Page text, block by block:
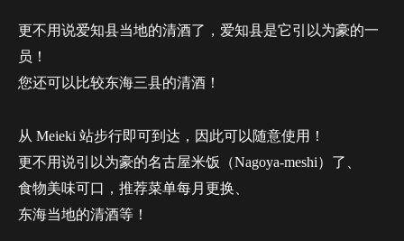
更不用说爱知县当地的清酒了，爱知县是它引以为豪的一
员！
您还可以比较东海三县的清酒！
从 Meieki 站步行即可到达，因此可以随意使用！
更不用说引以为豪的名古屋米饭（Nagoya-meshi）了、
食物美味可口，推荐菜单每月更换、
东海当地的清酒等！